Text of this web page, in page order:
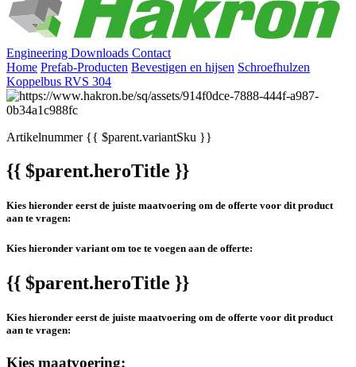
Engineering Downloads Contact
Home Prefab-Producten Bevestigen en hijsen Schroefhulzen
Koppelbus RVS 304
Artikelnummer{{ $parent.variantSku }}
{{ $parent.heroTitle }}
Kies hieronder eerst de juiste maatvoering om de offerte voor dit product
aan te vragen:
Kies hieronder variant om toe te voegen aan de offerte:
{{ $parent.heroTitle }}
Kies hieronder eerst de juiste maatvoering om de offerte voor dit product
aan te vragen:
Kies maatvoering: